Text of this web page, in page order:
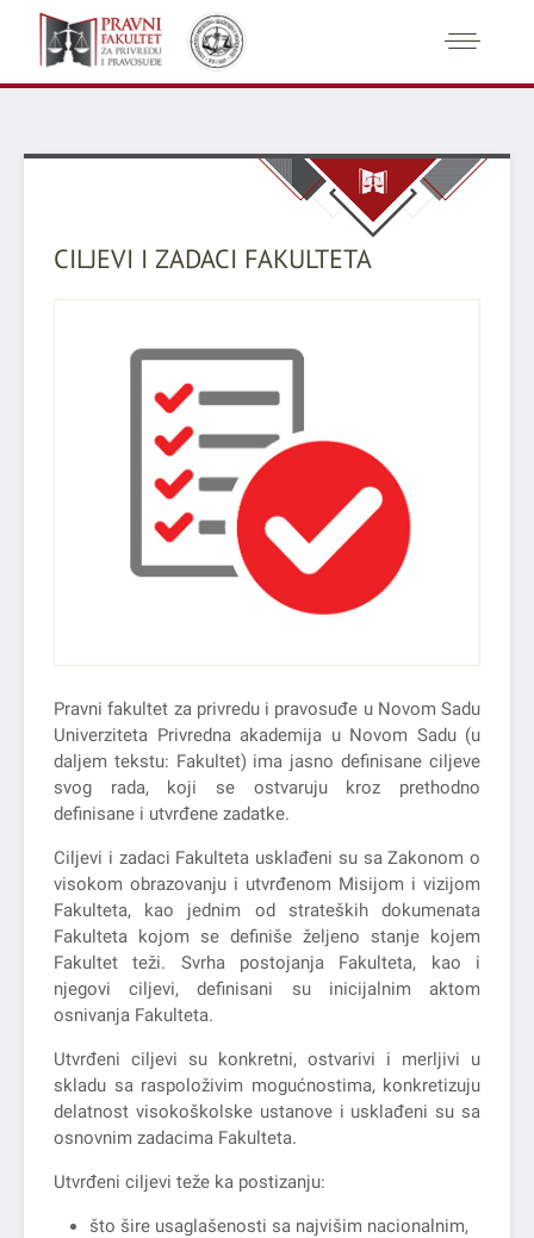
CILJEVI I ZADACI FAKULTETA
Pravni fakultet za privredu i pravosuđe u Novom Sadu
Univerziteta Privredna akademija u Novom Sadu (u
daljem tekstu: Fakultet) ima jasno definisane ciljeve
svog rada, koji se ostvaruju kroz prethodno
definisane i utvrđene zadatke.
Ciljevi i zadaci Fakulteta usklađeni su sa Zakonom o
visokom obrazovanju i utvrđenom Misijom i vizijom
Fakulteta, kao jednim od strateških dokumenata
Fakulteta kojom se definiše željeno stanje kojem
Fakultet teži. Svrha postojanja Fakulteta, kao i
njegovi ciljevi, definisani su inicijalnim aktom
osnivanja Fakulteta.
Utvrđeni ciljevi su konkretni, ostvarivi i merljivi u
skladu sa raspoloživim mogućnostima, konkretizuju
delatnost visokoškolske ustanove i usklađeni su sa
osnovnim zadacima Fakulteta.
Utvrđeni ciljevi teže ka postizanju:
što šire usaglašenosti sa najvišim nacionalnim,